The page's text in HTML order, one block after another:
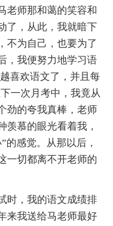
老师那和蔼的笑容和
了，从此，我就暗下
不为自己，也要为了
，我便努力地学习语
喜欢语文了，并且每
一次月考中，我竟从
劲的夸我真棒，老师
羡慕的眼光看着我，
的感觉。从那以后，
一切都离不开老师的
时，我的语文成绩排
来我送给马老师最好